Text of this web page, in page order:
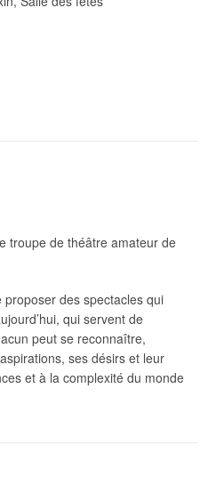
troupe de théâtre amateur de
des spectacles qui
qui servent de
peut se reconnaître,
ses désirs et leur
et à la complexité du monde